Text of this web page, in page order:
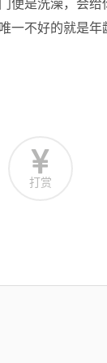
便是洗澡，会
不好的就是
打赏